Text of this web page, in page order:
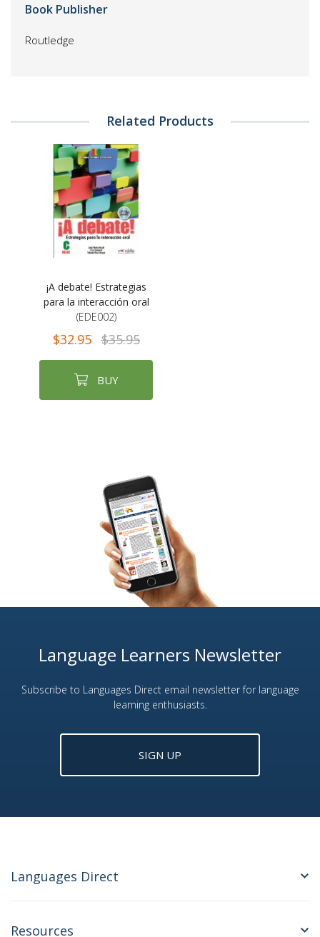
Book Publisher
Routledge
Related Products
¡A debate! Estrategias
para la interacción oral
(EDE002)
$32.95 $35.95
BUY
Language Learners Newsletter
Subscribe to Languages Direct email newsletter for language
learning enthusiasts.
SIGN UP
Languages Direct
Resources